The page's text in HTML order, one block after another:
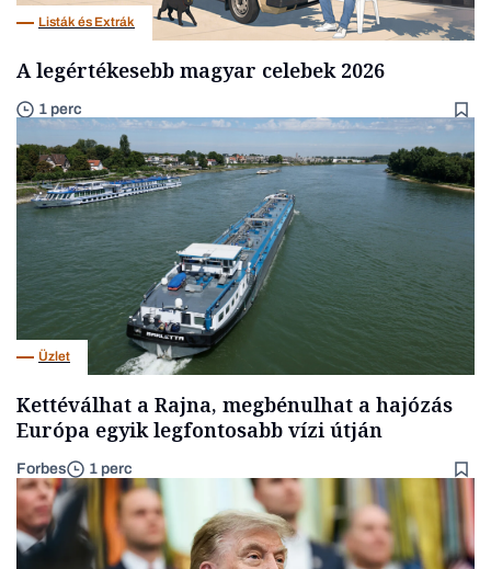
Listák és Extrák
A legértékesebb magyar celebek 2026
1 perc
Üzlet
Kettéválhat a Rajna, megbénulhat a hajózás
Európa egyik legfontosabb vízi útján
Forbes 1 perc